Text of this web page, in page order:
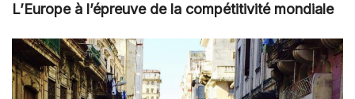
L’Europe à l’épreuve de la compétitivité mondiale